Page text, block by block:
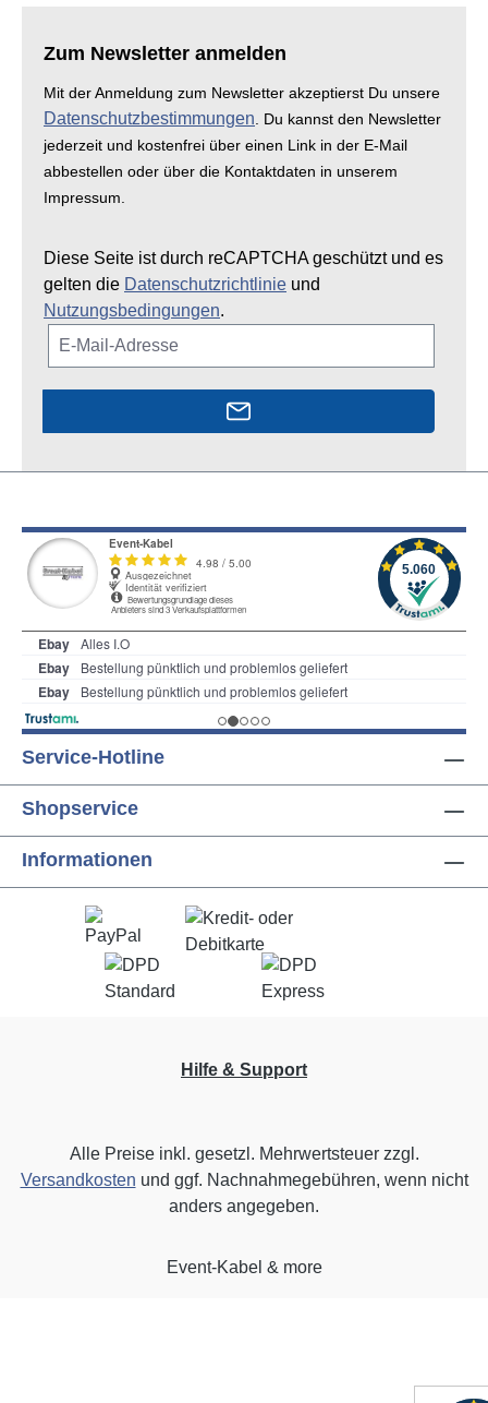
Zum Newsletter anmelden
Mit der Anmeldung zum Newsletter akzeptierst Du unsere
Datenschutzbestimmungen . Du kannst den Newsletter
jederzeit und kostenfrei über einen Link in der E-Mail
abbestellen oder über die Kontaktdaten in unserem
Impressum.
Diese Seite ist durch reCAPTCHA geschützt und es
gelten die Datenschutzrichtlinie und
Nutzungsbedingungen.
Service-Hotline
Shopservice
Informationen
Hilfe & Support
Alle Preise inkl. gesetzl. Mehrwertsteuer zzgl.
Versandkosten und ggf. Nachnahmegebühren, wenn nicht
anders angegeben.
Event-Kabel & more